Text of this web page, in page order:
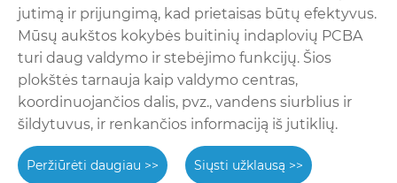
jutimą ir prijungimą, kad prietaisas būtų efektyvus.
Mūsų aukštos kokybės buitinių indaplovių PCBA
turi daug valdymo ir stebėjimo funkcijų. Šios
plokštės tarnauja kaip valdymo centras,
koordinuojančios dalis, pvz., vandens siurblius ir
šildytuvus, ir renkančios informaciją iš jutiklių.
Peržiūrėti daugiau >> Siųsti užklausą >>